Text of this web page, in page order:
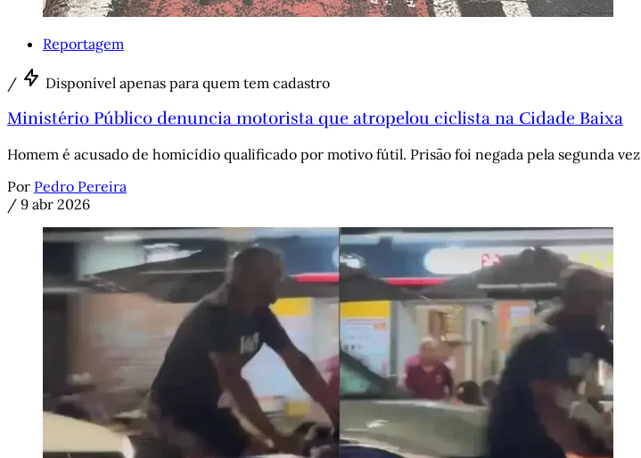
Reportagem
/ Disponível apenas para quem tem cadastro
Ministério Público denuncia motorista que atropelou ciclista na Cidade Baixa
Homem é acusado de homicídio qualificado por motivo fútil. Prisão foi negada pela segunda vez
Por Pedro Pereira
/ 9 abr 2026